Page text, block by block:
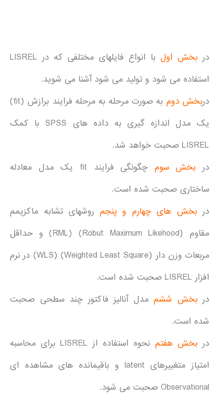
در بخش اول
با انواع فایلهای مختلفی که در LISREL
استفاده می شود و تولید می شود آشنا می شوید.
دربخش دوم
به صورت مرحله به مرحله فرایند برازش (fit)
یک مدل اندازه گیری به داده های SPSS با کمک
LISREL صحبت خواهد شد.
در بخش سوم
چگونگی فرایند fit یک مدل معادله
ساختاری صحبت شده است.
دربخش های چهارم و پنجم روشهای تشابه ماکزیمم
مقاوم (Robut Maximum Likehood) (RML) و حداقل
مربعات وزن دار (Weighted Least Square) (WLS) در نرم
افزار LISREL صحبت شده است.
دربخش ششم مدل آنالیز فاکتور چند سطحی صحبت
شده است.
در بخش هفتم
نحوه استفاده از LISREL برای محاسبه
امتیاز متغییرهای latent و باقیمانده های مشاهده ای
Observational صحبت می شود.